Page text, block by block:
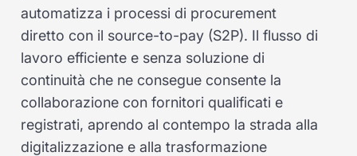
automatizza i processi di procurement
diretto con il source-to-pay (S2P). Il flusso di
lavoro efficiente e senza soluzione di
continuità che ne consegue consente la
collaborazione con fornitori qualificati e
registrati, aprendo al contempo la strada alla
digitalizzazione e alla trasformazione